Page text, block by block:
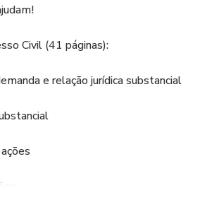
Civil (41 páginas):
e relação jurídica substancial